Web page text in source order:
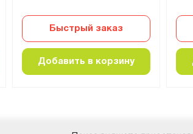
Быстрый заказ
Добавить в корзину